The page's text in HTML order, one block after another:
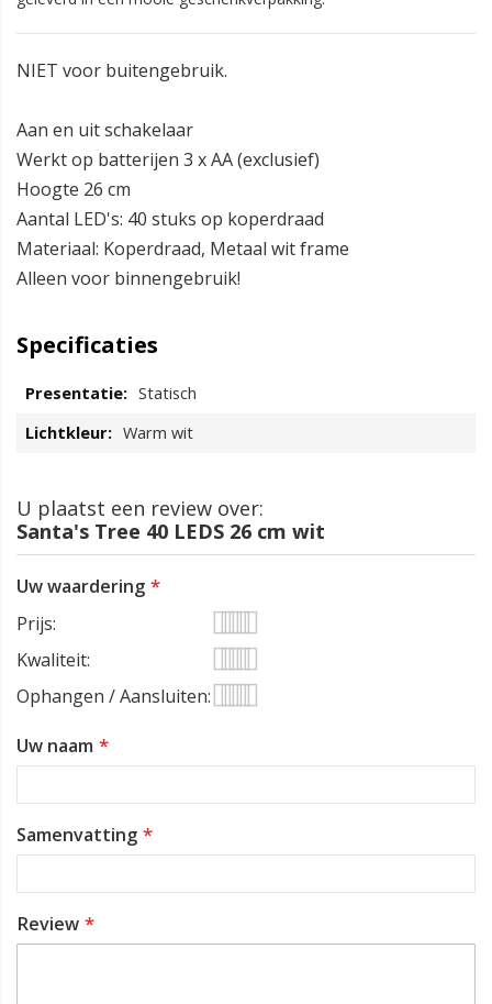
NIET voor buitengebruik.
Aan en uit schakelaar
Werkt op batterijen 3 x AA (exclusief)
Hoogte 26 cm
Aantal LED's: 40 stuks op koperdraad
Materiaal: Koperdraad, Metaal wit frame
Alleen voor binnengebruik!
Specificaties
Statisch
Warm wit
U plaatst een review over:
Santa's Tree 40 LEDS 26 cm wit
Uw waardering
Prijs
1
star
2
stars
3
stars
4
stars
5
stars
Kwaliteit
1
2
3
4
5
Ophangen / Aansluiten
Uw naam
Samenvatting
Review